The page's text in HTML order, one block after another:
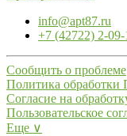
info@apt87.ru
+7 (42722) 2-09-
Сообщить о проблеме
Политика обработки
Согласие на
Пользовательское
Еще ∨